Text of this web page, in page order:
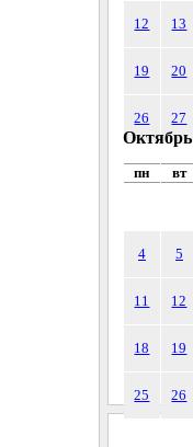
12 13
19 20
26 27
Октябрь
пн вт
4 5
11 12
18 19
25 26